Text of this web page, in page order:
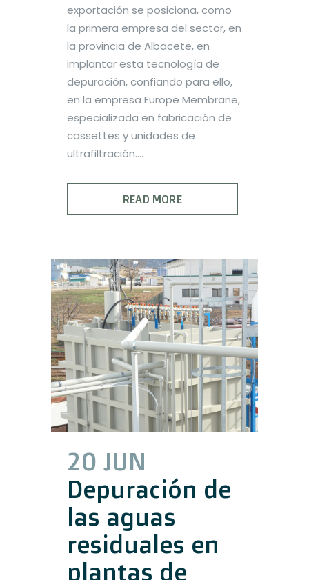
exportación se posiciona, como
la primera empresa del sector, en
la provincia de Albacete, en
implantar esta tecnología de
depuración, confiando para ello,
en la empresa Europe Membrane,
especializada en fabricación de
cassettes y unidades de
ultrafiltración....
READ MORE
20 JUN
Depuración de
las aguas
residuales en
plantas de